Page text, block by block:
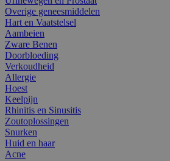
Overige geneesmiddelen
Hart en Vaatstelsel
Aambeien
Zware Benen
Doorbloeding
Verkoudheid
Allergie
Hoest
Keelpijn
Rhinitis en Sinusitis
Zoutoplossingen
Snurken
Huid en haar
Acne